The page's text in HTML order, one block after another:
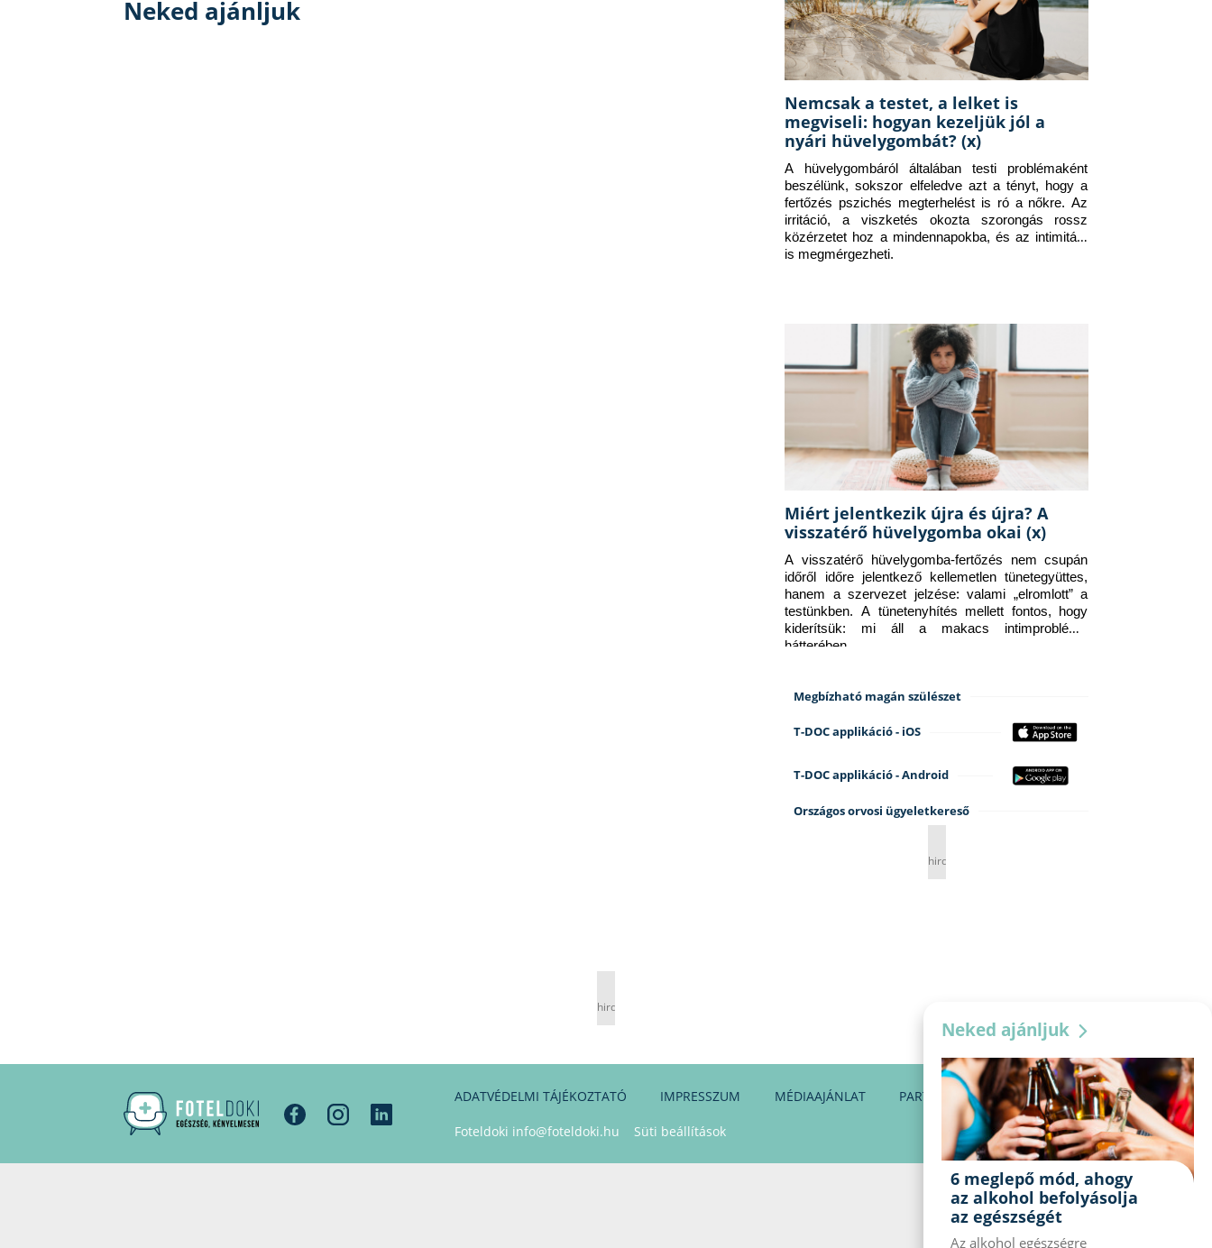
Neked ajánljuk
Nemcsak a testet, a lelket is
megviseli: hogyan kezeljük jól a
nyári hüvelygombát? (x)
A hüvelygombáról általában testi problémaként
beszélünk, sokszor elfeledve azt a tényt, hogy a
fertőzés pszichés megterhelést is ró a nőkre. Az
irritáció, a viszketés okozta szorongás rossz
közérzetet hoz a mindennapokba, és az intimitást
is megmérgezheti.
Miért jelentkezik újra és újra? A
visszatérő hüvelygomba okai (x)
A visszatérő hüvelygomba-fertőzés nem csupán
időről időre jelentkező kellemetlen tünetegyüttes,
hanem a szervezet jelzése: valami „elromlott” a
testünkben. A tünetenyhítés mellett fontos, hogy
kiderítsük: mi áll a makacs intimprobléma
hátterében.
Megbízható magán szülészet
T-DOC applikáció - iOS
T-DOC applikáció - Android
Országos orvosi ügyeletkereső
hirdetés
hirdetés
ADATVÉDELMI TÁJÉKOZTATÓ IMPRESSZUM MÉDIAAJÁNLAT PARTNEREINK KAPCSOLAT
Foteldoki info@foteldoki.hu Süti beállítások
Neked ajánljuk
6 meglepő mód, ahogy
az alkohol befolyásolja
az egészségét
Az alkohol egészségre